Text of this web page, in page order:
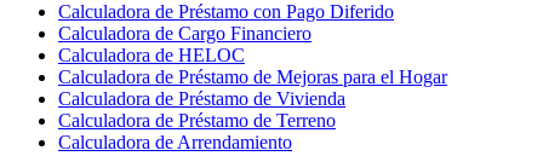
Calculadora de Préstamo con Pago Diferido
Calculadora de Cargo Financiero
Calculadora de HELOC
Calculadora de Préstamo de Mejoras para el Hogar
Calculadora de Préstamo de Vivienda
Calculadora de Préstamo de Terreno
Calculadora de Arrendamiento